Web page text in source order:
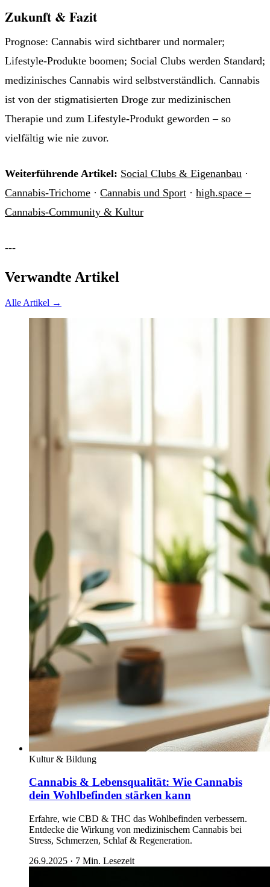
Zukunft & Fazit
Prognose: Cannabis wird sichtbarer und normaler;
Lifestyle-Produkte boomen; Social Clubs werden Standard;
medizinisches Cannabis wird selbstverständlich. Cannabis
ist von der stigmatisierten Droge zur medizinischen
Therapie und zum Lifestyle-Produkt geworden – so
vielfältig wie nie zuvor.
Weiterführende Artikel: Social Clubs & Eigenanbau ·
Cannabis-Trichome · Cannabis und Sport · high.space –
Cannabis-Community & Kultur
---
Verwandte Artikel
Alle Artikel →
Kultur & Bildung
Cannabis & Lebensqualität: Wie Cannabis
dein Wohlbefinden stärken kann
Erfahre, wie CBD & THC das Wohlbefinden verbessern.
Entdecke die Wirkung von medizinischem Cannabis bei
Stress, Schmerzen, Schlaf & Regeneration.
26.9.2025 · 7 Min. Lesezeit